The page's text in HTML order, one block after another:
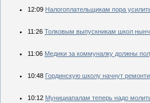
12:09 Налогоплательщикам пора
11:26 Толковым выпускникам школ
11:06 Медики за коммуналку должны
10:48 Гординскую школу начнут
10:12 Мунициапалам теперь надо